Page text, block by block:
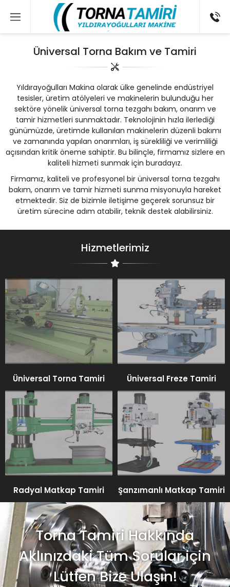
Üniversal Torna Bakım ve Tamiri
Yıldırayoğulları Makina olarak ülke genelinde endüstriyel
tesisler, üretim atölyeleri ve makinelerin bulunduğu her
sektöre yönelik üniversal torna tezgahı bakım, onarım ve
tamir hizmetleri sunmaktadır. Teknolojinin hızla ilerlediği
günümüzde, üretimde kullanılan makinelerin düzenli bakımı
ve zamanında yapılan onarımları, iş sürekliliği ve verimliliği
açısından kritik öneme sahiptir. Bu bilinçle, firmamız sizlere en
kaliteli hizmeti sunmak için buradayız.
Firmamız, kaliteli ve profesyonel bir üniversal torna tezgahı
bakım, onarım ve tamir hizmeti sunma misyonuyla hareket
etmektedir. Siz de bizimle iletişime geçerek sorunsuz bir
üretim sürecine adım atabilir, teknik destek alabilirsiniz.
Hizmetlerimiz
Üniversal Torna Tamiri Üniversal Freze Tamiri
Radyal Matkap Tamiri Şanzımanlı Matkap Tamiri
Torna Tamiri Hakkında
Aklınızdaki Tüm Sorular için
Lütfen Bize Ulaşın!